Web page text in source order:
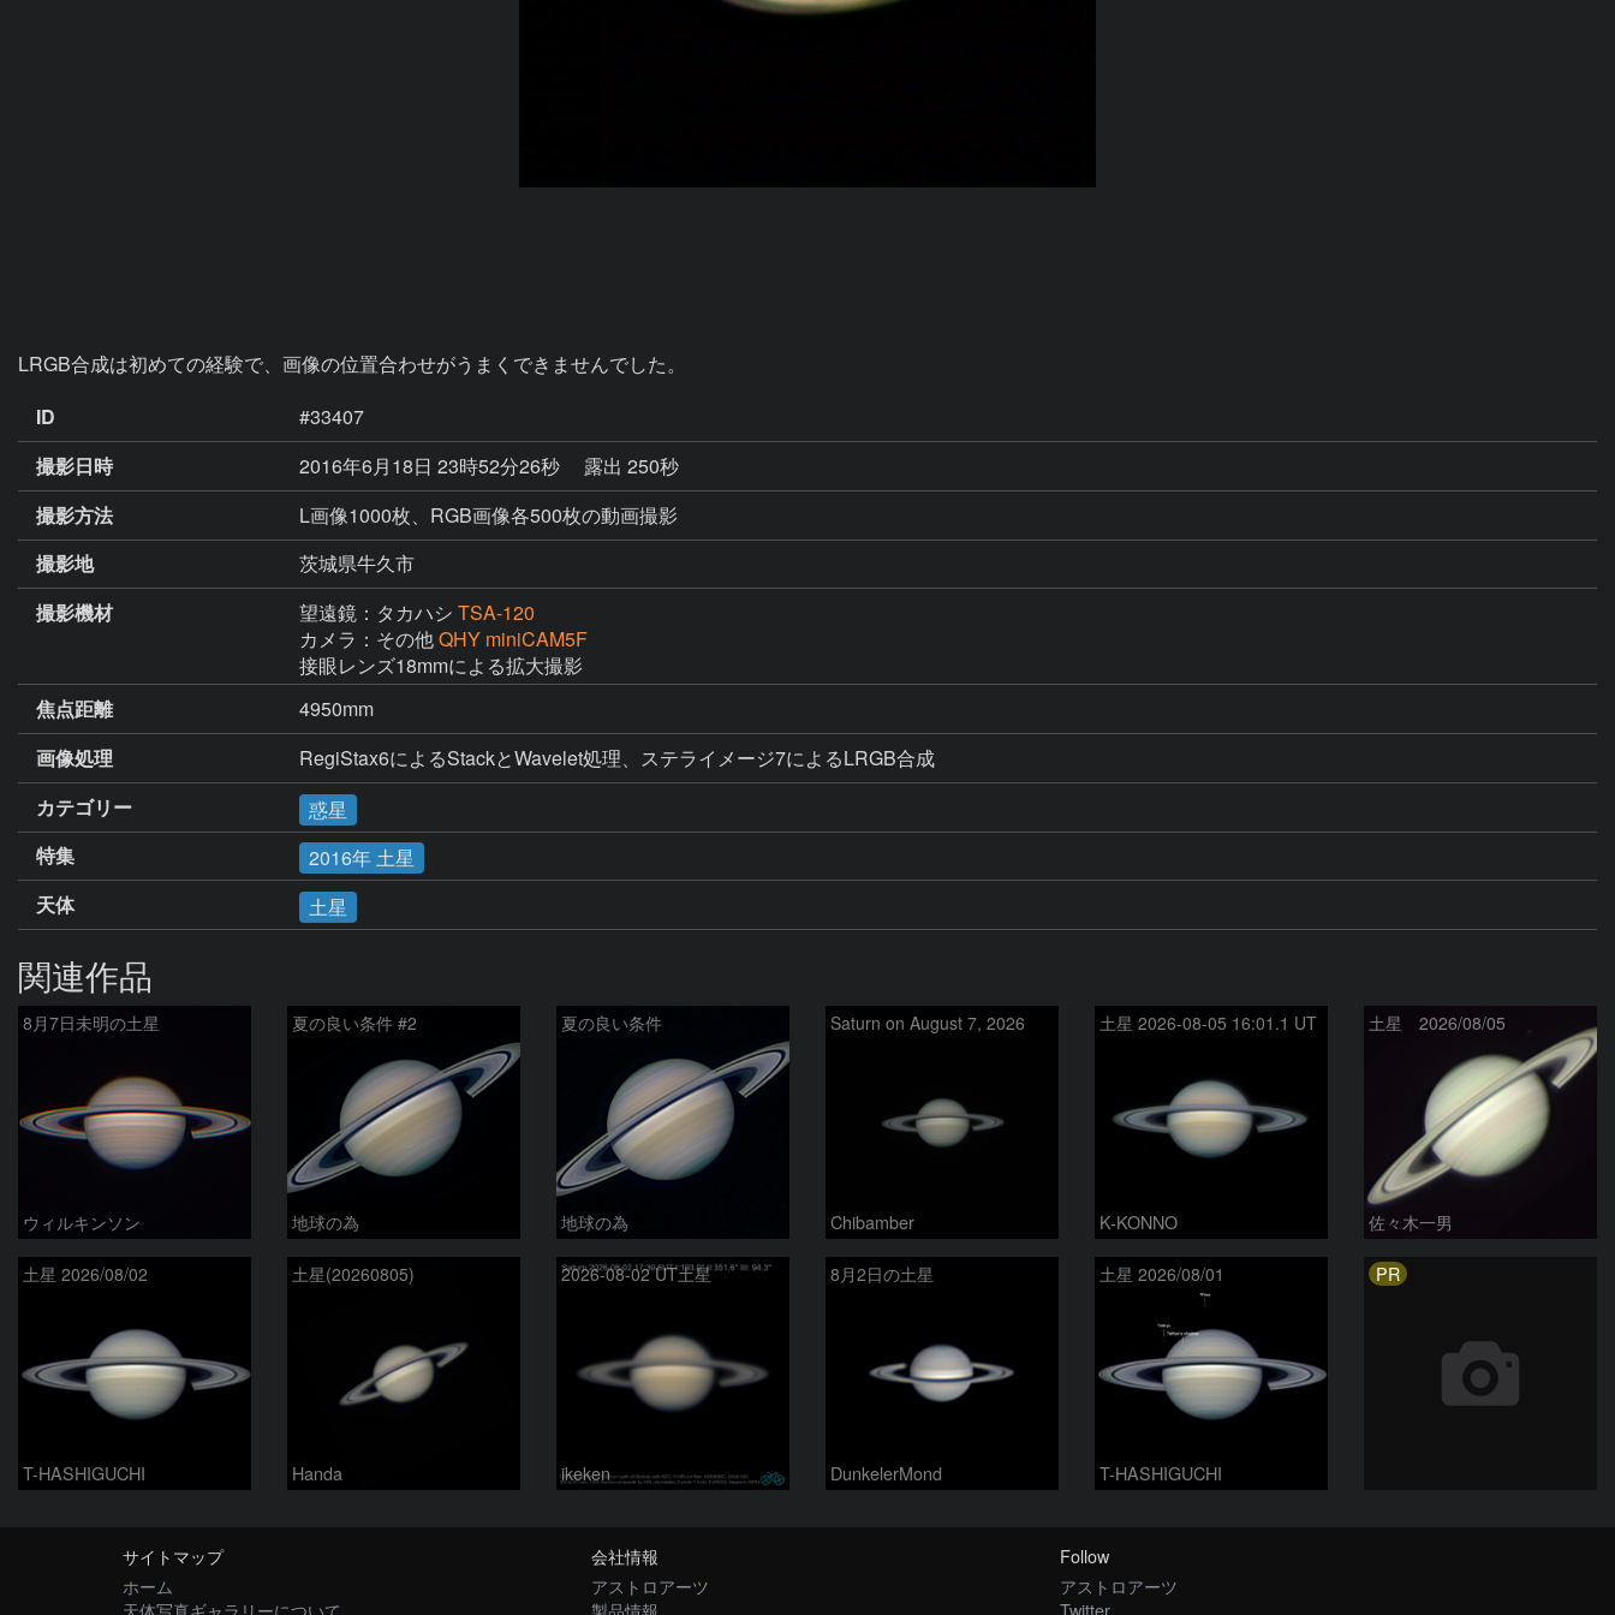
LRGB合成は初めての経験で、画像の位置合わせがうまくできませんでした。
ID
#33407
撮影日時
2016年6月18日 23時52分26秒
露出 250秒
撮影方法
L画像1000枚、RGB画像各500枚の動画撮影
撮影地
茨城県牛久市
撮影機材
望遠鏡：タカハシ TSA-120
カメラ：その他QHY miniCAM5F
接眼レンズ18mmによる拡大撮影
焦点距離
4950mm
画像処理
RegiStax6によるStackとWavelet処理、ステライメージ7によるLRGB合成
カテゴリー
惑星
特集
2016年 土星
天体
土星
関連作品
8月7日未明の土星
ウィルキンソン
夏の良い条件 #2
地球の為
夏の良い条件
地球の為
Saturn on August 7, 2026
Chibamber
土星 2026-08-05 16:01.1 UT
K-KONNO
土星 2026/08/05
佐々木一男
土星 2026/08/02
T-HASHIGUCHI
土星(20260805)
Handa
2026-08-02 UT土星
ikeken
8月2日の土星
DunkelerMond
土星 2026/08/01
T-HASHIGUCHI
PR
サイトマップ
ホーム
天体写真ギャラリーについて
会社情報
アストロアーツ
製品情報
Follow
アストロアーツ
Twitter